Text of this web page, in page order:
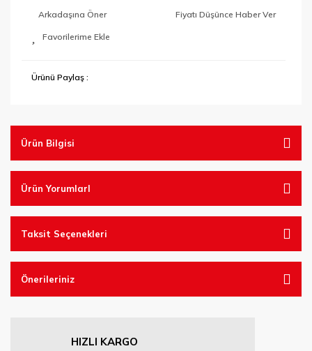
Arkadaşına Öner Fiyatı Düşünce Haber Ver
Ürünü Paylaş :
Ürün Bilgisi
Ürün YorumlarI
Taksit Seçenekleri
Önerileriniz
HIZLI KARGO